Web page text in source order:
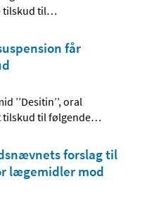
tilskud til…
får
’’Desitin’’, oral
tilskud til følgende…
forslag til
lægemidler mod